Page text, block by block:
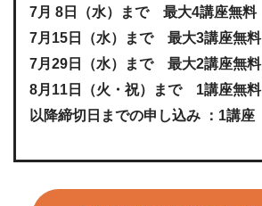
7月 8日（水）まで 最大4講座無料
7月15日（水）まで 最大3講座無料
7月29日（水）まで 最大2講座無料
8月11日（火・祝）まで 1講座無料
以降締切日までの申し込み ：1講座